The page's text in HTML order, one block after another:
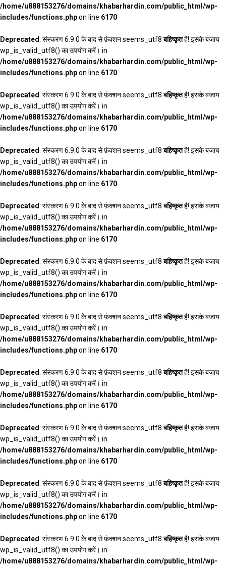
/home/u888153276/domains/khabarhardin.com/public_html/wp-
includes/functions.phpon line 6170
Deprecated: संस्करण 6.9.0 के बाद से फ़ंक्शन seems_utf8बहिष्कृतहै! इसके बजाय
wp_is_valid_utf8() का उपयोग करें। in
/home/u888153276/domains/khabarhardin.com/public_html/wp-
includes/functions.phpon line 6170
Deprecated: संस्करण 6.9.0 के बाद से फ़ंक्शन seems_utf8बहिष्कृतहै! इसके बजाय
wp_is_valid_utf8() का उपयोग करें। in
/home/u888153276/domains/khabarhardin.com/public_html/wp-
includes/functions.phpon line 6170
Deprecated: संस्करण 6.9.0 के बाद से फ़ंक्शन seems_utf8बहिष्कृतहै! इसके बजाय
wp_is_valid_utf8() का उपयोग करें। in
/home/u888153276/domains/khabarhardin.com/public_html/wp-
includes/functions.phpon line 6170
Deprecated: संस्करण 6.9.0 के बाद से फ़ंक्शन seems_utf8बहिष्कृतहै! इसके बजाय
wp_is_valid_utf8() का उपयोग करें। in
/home/u888153276/domains/khabarhardin.com/public_html/wp-
includes/functions.phpon line 6170
Deprecated: संस्करण 6.9.0 के बाद से फ़ंक्शन seems_utf8बहिष्कृतहै! इसके बजाय
wp_is_valid_utf8() का उपयोग करें। in
/home/u888153276/domains/khabarhardin.com/public_html/wp-
includes/functions.phpon line 6170
Deprecated: संस्करण 6.9.0 के बाद से फ़ंक्शन seems_utf8बहिष्कृतहै! इसके बजाय
wp_is_valid_utf8() का उपयोग करें। in
/home/u888153276/domains/khabarhardin.com/public_html/wp-
includes/functions.phpon line 6170
Deprecated: संस्करण 6.9.0 के बाद से फ़ंक्शन seems_utf8बहिष्कृतहै! इसके बजाय
wp_is_valid_utf8() का उपयोग करें। in
/home/u888153276/domains/khabarhardin.com/public_html/wp-
includes/functions.phpon line 6170
Deprecated: संस्करण 6.9.0 के बाद से फ़ंक्शन seems_utf8बहिष्कृतहै! इसके बजाय
wp_is_valid_utf8() का उपयोग करें। in
/home/u888153276/domains/khabarhardin.com/public_html/wp-
includes/functions.phpon line 6170
Deprecated: संस्करण 6.9.0 के बाद से फ़ंक्शन seems_utf8बहिष्कृतहै! इसके बजाय
wp_is_valid_utf8() का उपयोग करें। in
/home/u888153276/domains/khabarhardin.com/public_html/wp-
includes/functions.phpon line 6170
Deprecated: संस्करण 6.9.0 के बाद से फ़ंक्शन seems_utf8बहिष्कृतहै! इसके बजाय
wp_is_valid_utf8() का उपयोग करें। in
/home/u888153276/domains/khabarhardin.com/public_html/wp-